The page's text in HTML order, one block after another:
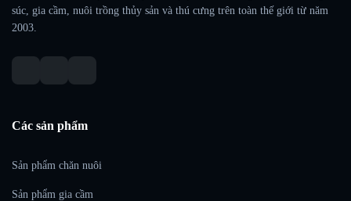
súc, gia cầm, nuôi trồng thủy sản và thú cưng trên toàn thế giới từ năm
2003.
Các sản phẩm
Sản phẩm chăn nuôi
Sản phẩm gia cầm